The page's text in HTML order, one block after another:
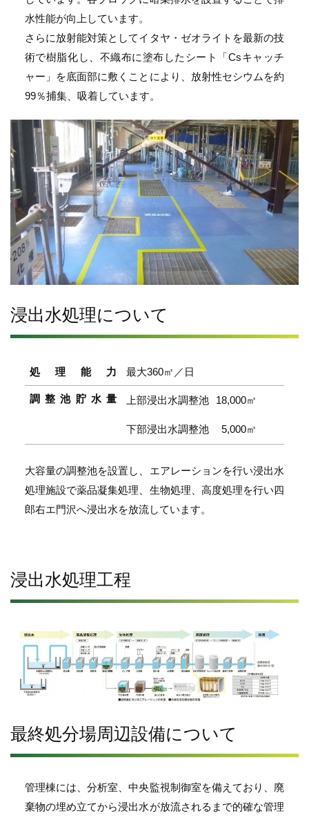
水性能が向上しています。
さらに放射能対策としてイタヤ・ゼオライトを最新の技
術で樹脂化し、不織布に塗布したシート「Csキャッチ
ャー」を底面部に敷くことにより、放射性セシウムを約
99％捕集、吸着しています。
浸出水処理について
処理能力 最大360㎥／日
調整池貯水量 上部浸出水調整池 18,000㎥
下部浸出水調整池 5,000㎥
大容量の調整池を設置し、エアレーションを行い浸出水
処理施設で薬品凝集処理、生物処理、高度処理を行い四
郎右エ門沢へ浸出水を放流しています。
浸出水処理工程
最終処分場周辺設備について
管理棟には、分析室、中央監視制御室を備えており、廃
棄物の埋め立てから浸出水が放流されるまで的確な管理